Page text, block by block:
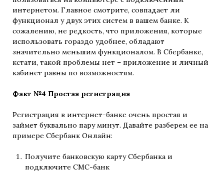
интернетом. Главное смотрите, совпадает ли
функционал у двух этих систем в вашем банке. К
сожалению, не редкость, что приложения, которые
использовать гораздо удобнее, обладают
значительно меньшим функционалом. В Сбербанке,
кстати, такой проблемы нет – приложение и личный
кабинет равны по возможностям.
Факт №4 Простая регистрация
Регистрация в интернет-банке очень простая и
займет буквально пару минут. Давайте разберем ее на
примере Сбербанк Онлайн:
Получите банковскую карту Сбербанка и
подключите СМС-банк